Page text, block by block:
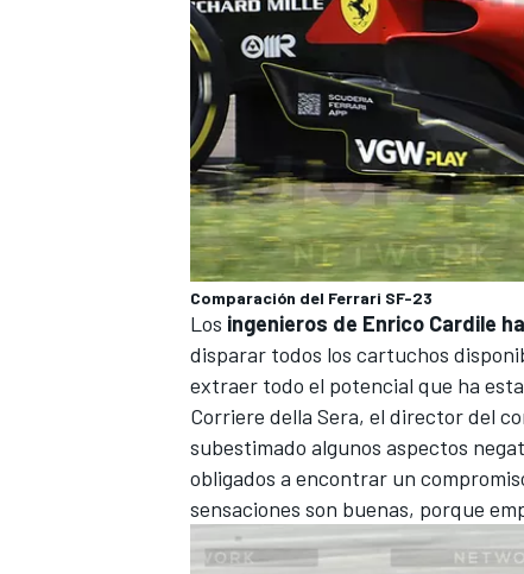
MÁS CATEGORÍAS
Comparación del Ferrari SF-23
Los ingenieros de Enrico Cardile
disparar todos los cartuchos
extraer todo el potencial que ha
Corriere della Sera, el director del
subestimado algunos aspectos
obligados a encontrar un
sensaciones son buenas, porque